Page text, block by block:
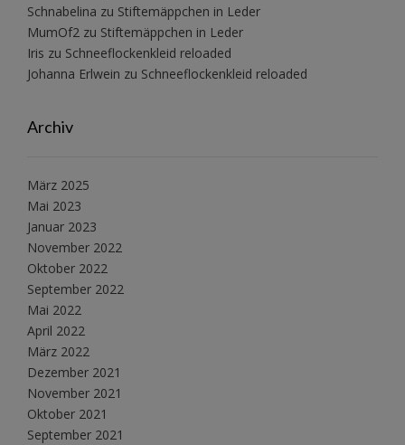
Schnabelina zu Stiftemäppchen in Leder
MumOf2 zu Stiftemäppchen in Leder
Iris zu Schneeflockenkleid reloaded
Johanna Erlwein zu Schneeflockenkleid reloaded
Archiv
März 2025
Mai 2023
Januar 2023
November 2022
Oktober 2022
September 2022
Mai 2022
April 2022
März 2022
Dezember 2021
November 2021
Oktober 2021
September 2021